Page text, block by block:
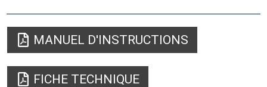
MANUEL D'INSTRUCTIONS
FICHE TECHNIQUE